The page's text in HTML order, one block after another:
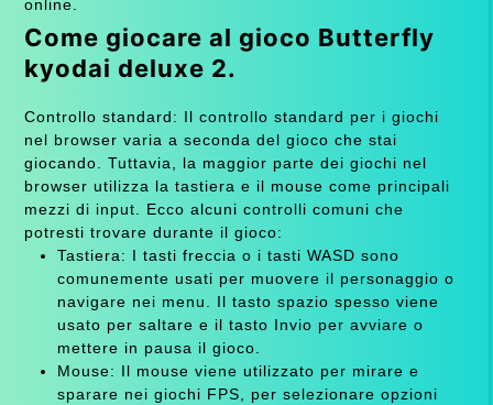
online.
Come giocare al gioco Butterfly
kyodai deluxe 2.
Controllo standard: Il controllo standard per i giochi
nel browser varia a seconda del gioco che stai
giocando. Tuttavia, la maggior parte dei giochi nel
browser utilizza la tastiera e il mouse come principali
mezzi di input. Ecco alcuni controlli comuni che
potresti trovare durante il gioco:
Tastiera: I tasti freccia o i tasti WASD sono
comunemente usati per muovere il personaggio o
navigare nei menu. Il tasto spazio spesso viene
usato per saltare e il tasto Invio per avviare o
mettere in pausa il gioco.
Mouse: Il mouse viene utilizzato per mirare e
sparare nei giochi FPS, per selezionare opzioni